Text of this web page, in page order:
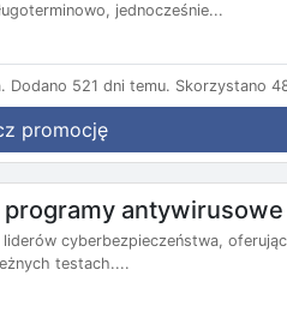
jednocześnie...
Dodano 521 dni temu. Skorzystano
promocję
programy
cyberbezpieczeństwa,
testach....